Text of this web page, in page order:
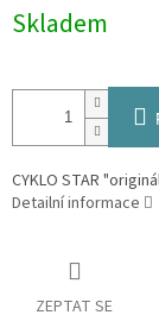
cena:
Skladem
CYKLO STAR
Detailní informace
ZEPTAT SE